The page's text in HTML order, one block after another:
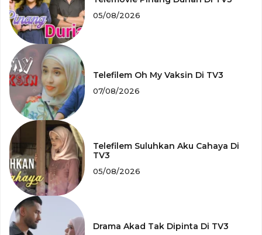
05/08/2026
Telefilem Oh My Vaksin Di TV3
07/08/2026
Telefilem Suluhkan Aku Cahaya Di
TV3
05/08/2026
Drama Akad Tak Dipinta Di TV3